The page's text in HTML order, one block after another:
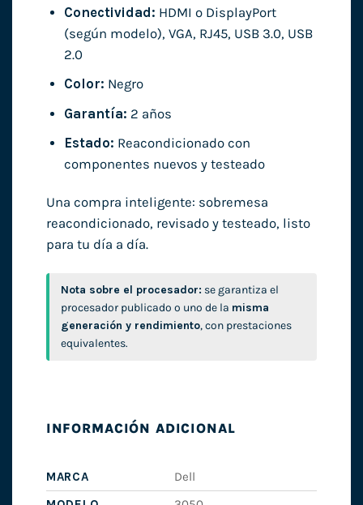
Conectividad: HDMI o DisplayPort
(según modelo), VGA, RJ45, USB 3.0, USB
2.0
Color: Negro
Garantía: 2 años
Estado: Reacondicionado con
componentes nuevos y testeado
Una compra inteligente: sobremesa
reacondicionado, revisado y testeado, listo
para tu día a día.
Nota sobre el procesador: se garantiza el
procesador publicado o uno de la misma
generación y rendimiento, con prestaciones
equivalentes.
INFORMACIÓN ADICIONAL
MARCA
Dell